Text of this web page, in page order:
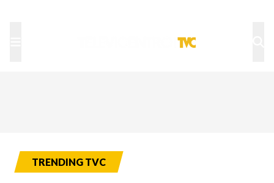
TRENDING TVC